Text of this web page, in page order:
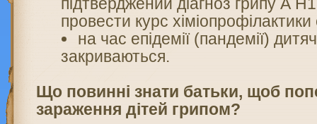
провести курс хіміопрофілактики
на час епідемії (пандемії)
закриваються.
Що повинні знати батьки, щоб
зараження дітей грипом?